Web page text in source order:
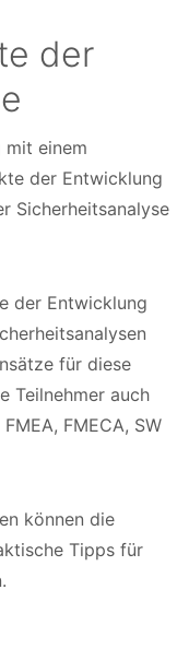
der
mit einem
der Entwicklung
Sicherheitsanalyse
der Entwicklung
für diese
Teilnehmer auch
FMECA, SW
können die
Tipps für